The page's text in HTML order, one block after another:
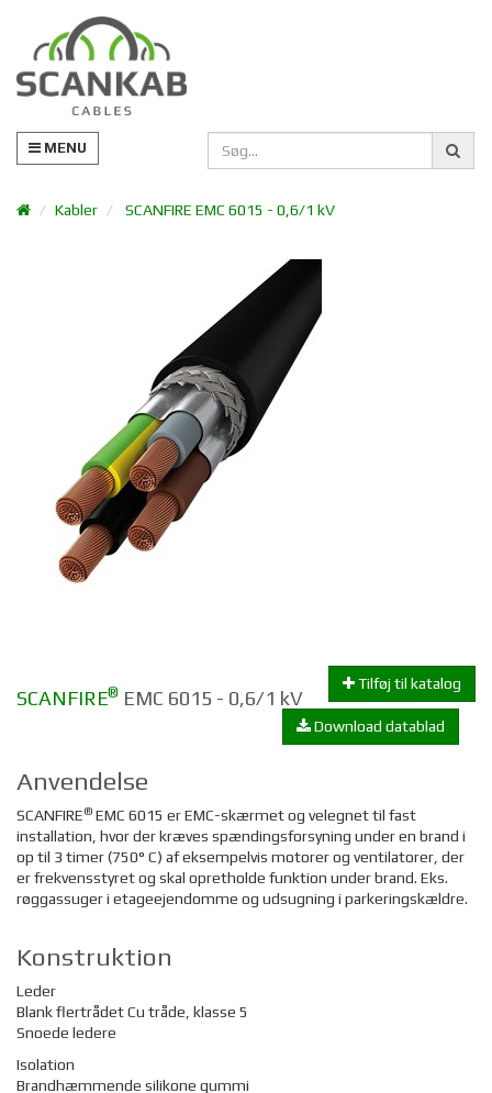
MENU
Kabler SCANFIRE EMC 6015 - 0,6/1 kV
SCANFIRE® EMC 6015 - 0,6/1 kV
Tilføj til katalog
Download datablad
Anvendelse
SCANFIRE® EMC 6015 er EMC-skærmet og velegnet til fast
installation, hvor der kræves spændingsforsyning under en brand i
op til 3 timer (750° C) af eksempelvis motorer og ventilatorer, der
er frekvensstyret og skal opretholde funktion under brand. Eks.
røggassuger i etageejendomme og udsugning i parkeringskældre.
Konstruktion
Leder
Blank flertrådet Cu tråde, klasse 5
Snoede ledere
Isolation
Brandhæmmende silikone gummi